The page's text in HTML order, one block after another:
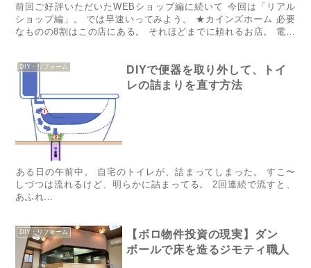
前回ご好評いただいた​WEBショップ編​に続いて 今回は「リアル
ショップ編」。 では早速いってみよう。 ★カインズホーム 必要
なものの8割はこの店にある。 それほどまでに頼れるお店。 電動
DIY・リフォーム
DIYで便器を取り外して、トイ
レの詰まりを直す方法
​​​​​​​​​​​​​​​​​​​​​​​​​​​​​​​​​​​​​​​​​​​​​​​​​​​​​​​​​ある日の午前中。 自宅のトイレが、詰まってしまった。 すこ〜
しづつは流れるけど、明らかに詰まってる。 2回連続で流すと、
あふれ...
DIY・リフォーム
【ボロ物件投資の現実】ダン
ボールで床を造るジモティ職人